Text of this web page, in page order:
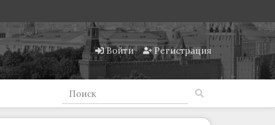
Войти Регистрация